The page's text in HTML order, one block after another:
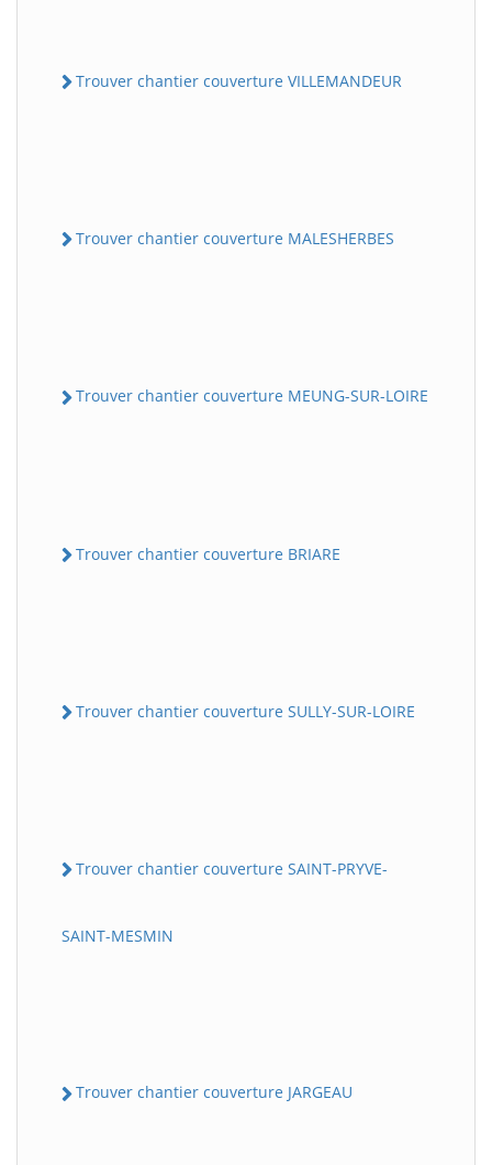
Trouver chantier couverture VILLEMANDEUR
Trouver chantier couverture MALESHERBES
Trouver chantier couverture MEUNG-SUR-LOIRE
Trouver chantier couverture BRIARE
Trouver chantier couverture SULLY-SUR-LOIRE
Trouver chantier couverture SAINT-PRYVE-
SAINT-MESMIN
Trouver chantier couverture JARGEAU